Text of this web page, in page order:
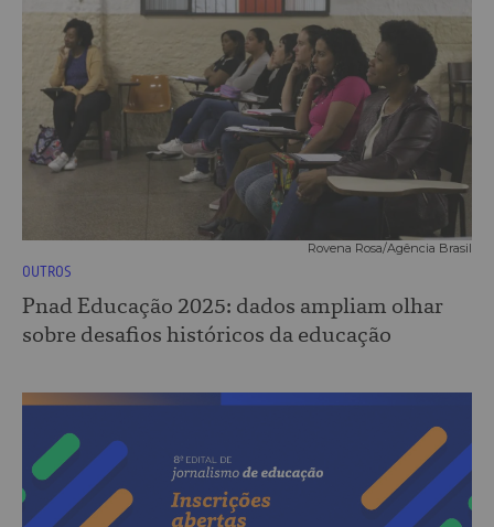
Rovena Rosa/Agência Brasil
OUTROS
Pnad Educação 2025: dados ampliam olhar
sobre desafios históricos da educação